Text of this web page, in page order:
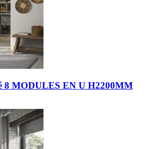
8 MODULES EN U H2200MM